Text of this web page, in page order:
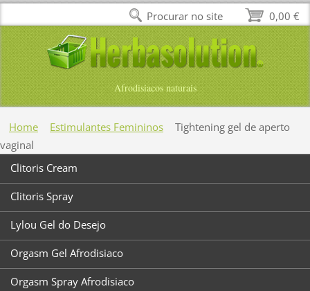
Afrodisiacos naturais
Home Estimulantes Femininos
Tightening gel de aperto
vaginal
Clitoris Cream
Clitoris Spray
Lylou Gel do Desejo
Orgasm Gel Afrodisiaco
Orgasm Spray Afrodisiaco
0,00 €
Procurar no site